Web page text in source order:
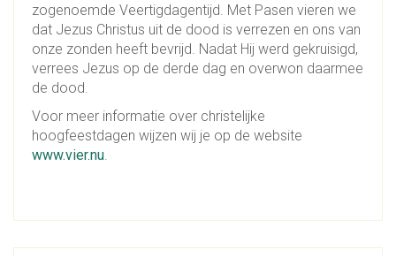
zogenoemde Veertigdagentijd. Met Pasen vieren we
dat Jezus Christus uit de dood is verrezen en ons van
onze zonden heeft bevrijd. Nadat Hij werd gekruisigd,
verrees Jezus op de derde dag en overwon daarmee
de dood.
Voor meer informatie over christelijke
hoogfeestdagen wijzen wij je op de website
www.vier.nu.